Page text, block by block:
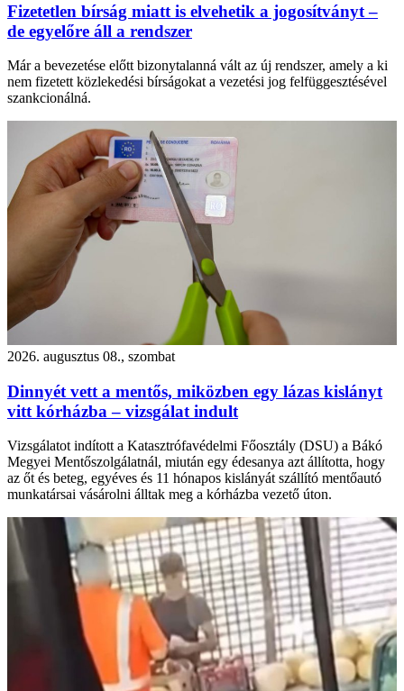
Fizetetlen bírság miatt is elvehetik a jogosítványt –
de egyelőre áll a rendszer
Már a bevezetése előtt bizonytalanná vált az új rendszer, amely a ki
nem fizetett közlekedési bírságokat a vezetési jog felfüggesztésével
szankcionálná.
2026. augusztus 08., szombat
Dinnyét vett a mentős, miközben egy lázas kislányt
vitt kórházba – vizsgálat indult
Vizsgálatot indított a Katasztrófavédelmi Főosztály (DSU) a Bákó
Megyei Mentőszolgálatnál, miután egy édesanya azt állította, hogy
az őt és beteg, egyéves és 11 hónapos kislányát szállító mentőautó
munkatársai vásárolni álltak meg a kórházba vezető úton.